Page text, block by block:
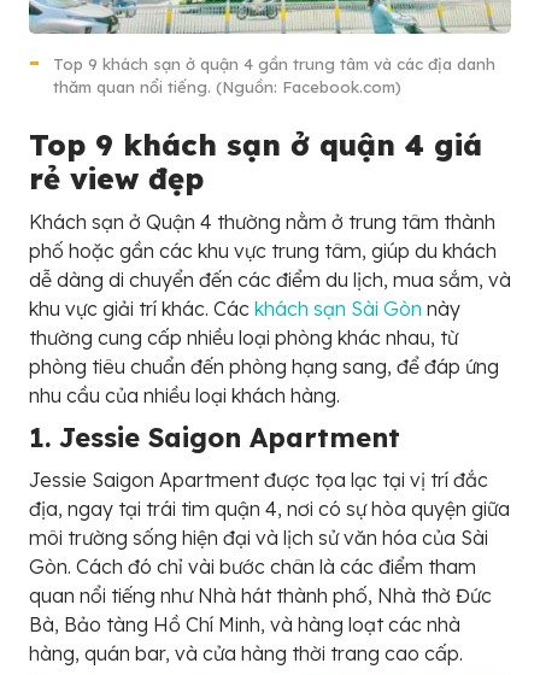
Top 9 khách sạn ở quận 4 gần trung tâm và các địa danh
thăm quan nổi tiếng. (Nguồn: Facebook.com)
Top 9 khách sạn ở quận 4 giá
rẻ view đẹp
Khách sạn ở Quận 4 thường nằm ở trung tâm thành
phố hoặc gần các khu vực trung tâm, giúp du khách
dễ dàng di chuyển đến các điểm du lịch, mua sắm, và
khu vực giải trí khác. Các khách sạn Sài Gòn này
thường cung cấp nhiều loại phòng khác nhau, từ
phòng tiêu chuẩn đến phòng hạng sang, để đáp ứng
nhu cầu của nhiều loại khách hàng.
1. Jessie Saigon Apartment
Jessie Saigon Apartment được tọa lạc tại vị trí đắc
địa, ngay tại trái tim quận 4, nơi có sự hòa quyện giữa
môi trường sống hiện đại và lịch sử văn hóa của Sài
Gòn. Cách đó chỉ vài bước chân là các điểm tham
quan nổi tiếng như Nhà hát thành phố, Nhà thờ Đức
Bà, Bảo tàng Hồ Chí Minh, và hàng loạt các nhà
hàng, quán bar, và cửa hàng thời trang cao cấp.